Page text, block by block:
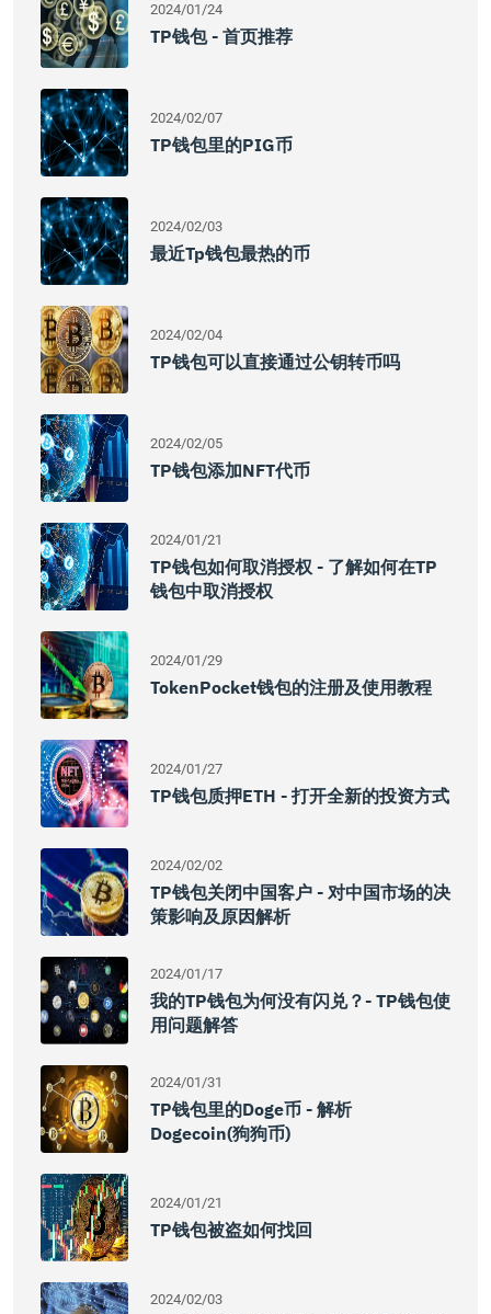
2024/01/24
TP钱包 - 首页推荐
2024/02/07
TP钱包里的PIG币
2024/02/03
最近tp钱包最热的币
2024/02/04
TP钱包可以直接通过公钥转币吗
2024/02/05
TP钱包添加NFT代币
2024/01/21
TP钱包如何取消授权 - 了解如何在TP
钱包中取消授权
2024/01/29
TokenPocket钱包的注册及使用教程
2024/01/27
TP钱包质押ETH - 打开全新的投资方式
2024/02/02
TP钱包关闭中国客户 - 对中国市场的决
策影响及原因解析
2024/01/17
我的TP钱包为何没有闪兑？- TP钱包使
用问题解答
2024/01/31
TP钱包里的Doge币 - 解析
Dogecoin(狗狗币)
2024/01/21
TP钱包被盗如何找回
2024/02/03